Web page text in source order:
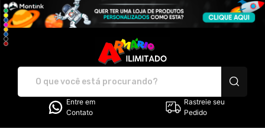
Entre em
Contato
Rastreie seu
Pedido